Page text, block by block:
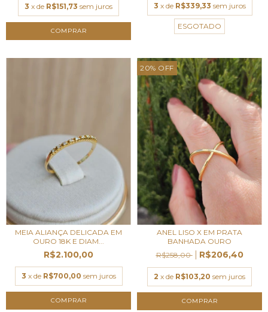
3 x de R$151,73 sem juros
COMPRAR
3 x de R$339,33 sem juros
ESGOTADO
MEIA ALIANÇA DELICADA EM
OURO 18K E DIAM...
R$2.100,00
3 x de R$700,00 sem juros
COMPRAR
20% OFF
ANEL LISO X EM PRATA
BANHADA OURO
R$258,00
R$206,40
2 x de R$103,20 sem juros
COMPRAR